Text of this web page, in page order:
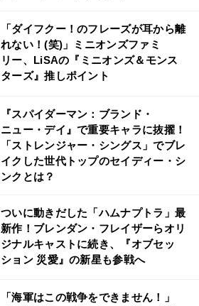
「ダイフクー！のフレーズが耳から離
れない！(笑)」ミニオンズファミ
リー、LiSAの『ミニオンズ＆モンス
ターズ』推しポイント
『スパイダーマン：ブランド・
ニュー・デイ』で重要キャラに抜擢！
「ストレンジャー・シングス」でブレ
イクした世代トップのセイディー・シ
ンクとは？
ついに動きだした「ハムナプトラ」最
新作！ブレンダン・フレイザーらオリ
ジナルキャストに続き、『オブセッ
ション 災愛』の新星も参戦へ
「海軍はこの戦争をできません！」